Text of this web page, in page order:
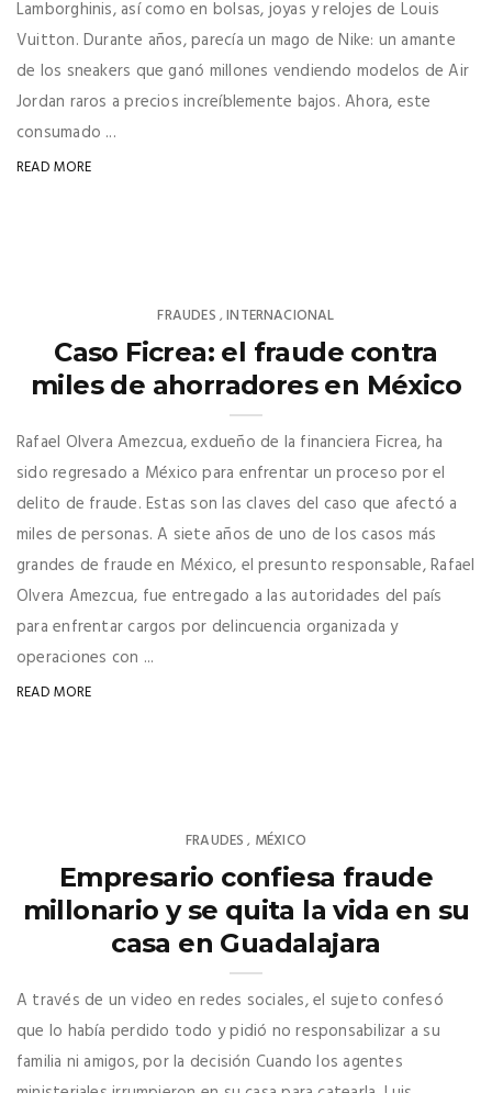
Lamborghinis, así como en bolsas, joyas y relojes de Louis
Vuitton. Durante años, parecía un mago de Nike: un amante
de los sneakers que ganó millones vendiendo modelos de Air
Jordan raros a precios increíblemente bajos. Ahora, este
consumado ...
READ MORE
FRAUDES ,INTERNACIONAL
Caso Ficrea: el fraude contra
miles de ahorradores en México
Rafael Olvera Amezcua, exdueño de la financiera Ficrea, ha
sido regresado a México para enfrentar un proceso por el
delito de fraude. Estas son las claves del caso que afectó a
miles de personas. A siete años de uno de los casos más
grandes de fraude en México, el presunto responsable, Rafael
Olvera Amezcua, fue entregado a las autoridades del país
para enfrentar cargos por delincuencia organizada y
operaciones con ...
READ MORE
FRAUDES , MÉXICO
Empresario confiesa fraude
millonario y se quita la vida en su
casa en Guadalajara
A través de un video en redes sociales, el sujeto confesó
que lo había perdido todo y pidió no responsabilizar a su
familia ni amigos, por la decisión Cuando los agentes